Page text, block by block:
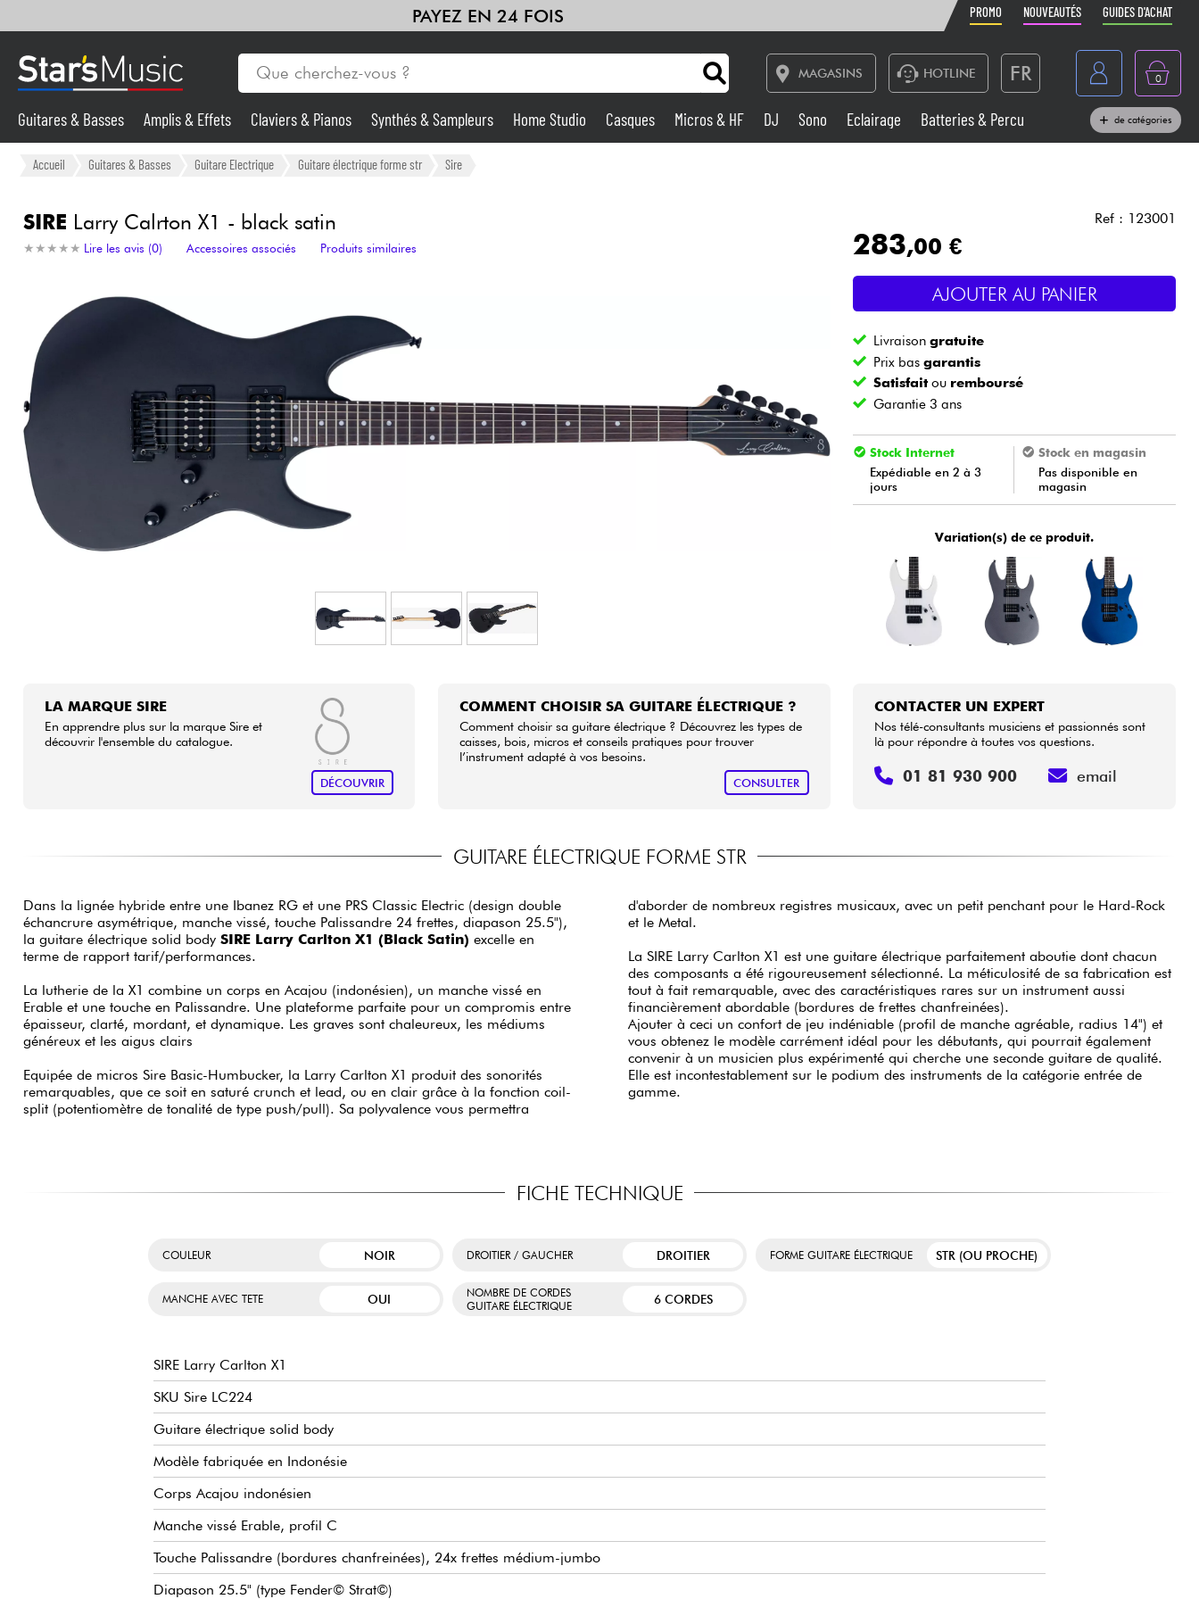
PAYEZ EN 24 FOIS PROMO NOUVEAUTÉS GUIDES D'ACHAT
MAGASINS HOTLINE FR
Belgique
België
Nederland
0
Guitares & Basses
Synthés & Sampleurs
Micros & HF Sono
Eclairage Vents
Câbles & Access.
Packs
Voir nos marques
Guitares & Basses Amplis & Effets Claviers & Pianos Synthés & Sampleurs Home Studio Casques Micros & HF DJ Sono Eclairage
Batteries & Percu
de catégories
Accueil Guitares & Basses Guitare Electrique Guitare électrique forme str Sire
SIRE Larry Calrton X1 - black satin
★ ★ ★ ★ ★
★ ★ ★ ★ ★ Lire les avis (0) Accessoires associés Produits similaires
Ref : 123001
283,00 €
AJOUTER AU PANIER
Livraisongratuite
Prix basgarantis
Satisfaitou remboursé
Garantie 3 ans
Stock Internet
Expédiable en 2 à 3
jours
Stock en magasin
Pas disponible en
magasin
Variation(s) de ce produit.
LA MARQUE SIRE
En apprendre plus sur la marque Sire et
découvrir l'ensemble du catalogue.
DÉCOUVRIR
COMMENT CHOISIR SA GUITARE ÉLECTRIQUE ?
Comment choisir sa guitare électrique ? Découvrez les types de
caisses, bois, micros et conseils pratiques pour trouver
l’instrument adapté à vos besoins.
CONSULTER
CONTACTER UN EXPERT
Nos télé-consultants musiciens et passionnés sont
là pour répondre à toutes vos questions.
01 81 930 900 email
GUITARE ÉLECTRIQUE FORME STR
Dans la lignée hybride entre une Ibanez RG et une PRS Classic Electric (design double
échancrure asymétrique, manche vissé, touche Palissandre 24 frettes, diapason 25.5"),
la guitare électrique solid body SIRE Larry Carlton X1 (Black Satin) excelle en
terme de rapport tarif/performances.
La lutherie de la X1 combine un corps en Acajou (indonésien), un manche vissé en
Erable et une touche en Palissandre. Une plateforme parfaite pour un compromis entre
épaisseur, clarté, mordant, et dynamique. Les graves sont chaleureux, les médiums
généreux et les aigus clairs
Equipée de micros Sire Basic-Humbucker, la Larry Carlton X1 produit des sonorités
remarquables, que ce soit en saturé crunch et lead, ou en clair grâce à la fonction coil-
split (potentiomètre de tonalité de type push/pull). Sa polyvalence vous permettra
d'aborder de nombreux registres musicaux, avec un petit penchant pour le Hard-Rock
et le Metal.
La SIRE Larry Carlton X1 est une guitare électrique parfaitement aboutie dont chacun
des composants a été rigoureusement sélectionné. La méticulosité de sa fabrication est
tout à fait remarquable, avec des caractéristiques rares sur un instrument aussi
financièrement abordable (bordures de frettes chanfreinées).
Ajouter à ceci un confort de jeu indéniable (profil de manche agréable, radius 14") et
vous obtenez le modèle carrément idéal pour les débutants, qui pourrait également
convenir à un musicien plus expérimenté qui cherche une seconde guitare de qualité.
Elle est incontestablement sur le podium des instruments de la catégorie entrée de
gamme.
FICHE TECHNIQUE
COULEUR NOIR DROITIER / GAUCHER DROITIER FORME GUITARE ÉLECTRIQUE STR (OU PROCHE)
MANCHE AVEC TETE OUI
NOMBRE DE CORDES
GUITARE ÉLECTRIQUE
6 CORDES
SIRE Larry Carlton X1
SKU Sire LC224
Guitare électrique solid body
Modèle fabriquée en Indonésie
Corps Acajou indonésien
Manche vissé Erable, profil C
Touche Palissandre (bordures chanfreinées), 24x frettes médium-jumbo
Diapason 25.5" (type Fender© Strat©)